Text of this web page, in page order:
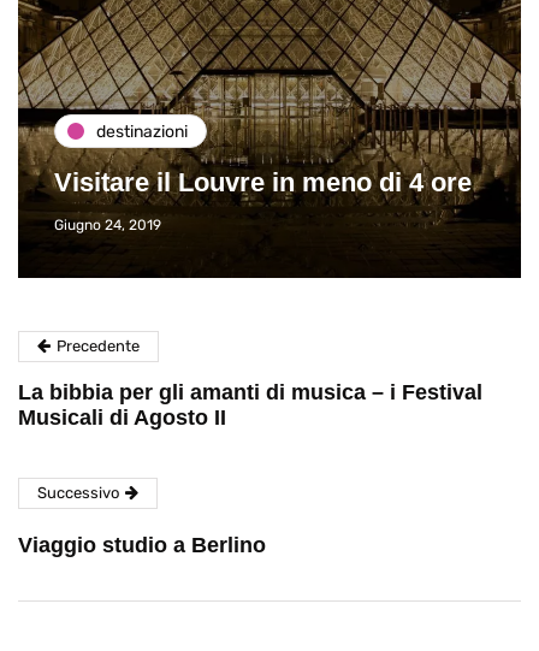
destinazioni
Visitare il Louvre in meno di 4 ore
Giugno 24, 2019
Precedente
La bibbia per gli amanti di musica – i Festival
Musicali di Agosto II
Successivo
Viaggio studio a Berlino